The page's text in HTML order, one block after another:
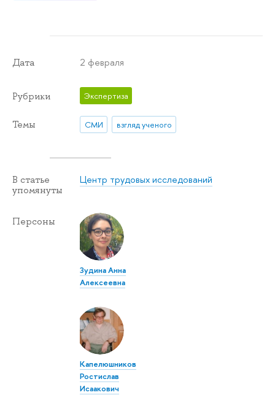
Дата 2 февраля
Рубрики Экспертиза
Темы СМИ взгляд ученого
В статье
упомянуты
Центр трудовых исследований
Персоны
Зудина Анна
Алексеевна
Капелюшников
Ростислав
Исаакович